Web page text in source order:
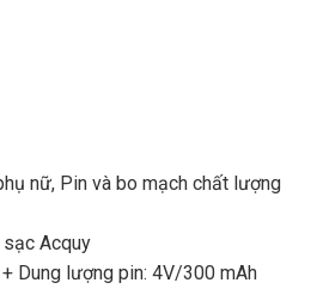
nữ, Pin và bo mạch chất lượng
Acquy
+ Dung lượng pin: 4V/300 mAh